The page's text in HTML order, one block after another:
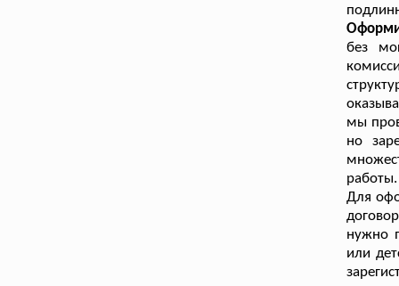
без
мы
но
работы.
Для
нужно
или